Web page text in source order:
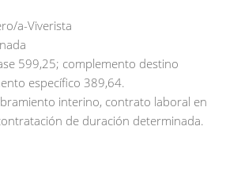
a-Viverista
599,25; complemento destino
específico 389,64.
interino, contrato laboral en
de duración determinada.